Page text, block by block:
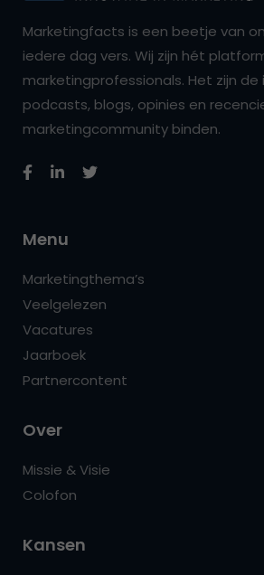
Marketingfacts is een beetje van
iedere dag vers. Wij zijn hét
marketingprofessionals. Het zijn de
podcasts, blogs, opinies en
marketingcommunity binden.
Menu
Marketingthema’s
Veelgelezen
Vacatures
Jaarboek
Partnercontent
Over
Missie & Visie
Colofon
Kansen